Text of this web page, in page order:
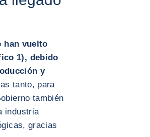
han vuelto
1), debido
y
tanto, para
también
industria
gracias